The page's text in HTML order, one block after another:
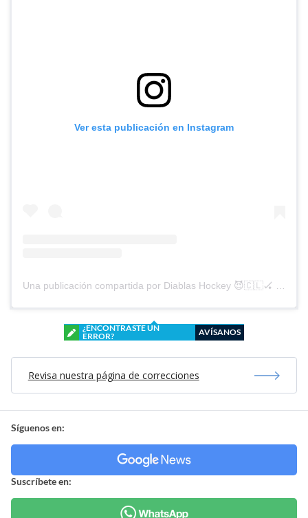
Ver esta publicación en Instagram
Una publicación compartida por Diablas Hockey 😈🇨🇱🏑 (@diablashockey)
¿ENCONTRASTE UN
ERROR?
AVÍSANOS
Revisa nuestra página de correcciones
Síguenos en:
Suscríbete en: